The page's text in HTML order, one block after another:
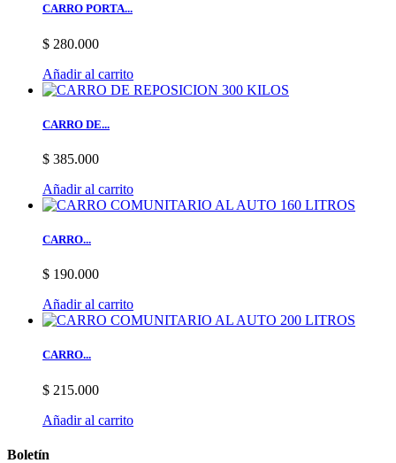
CARRO PORTA...
$ 280.000
Añadir al carrito
CARRO DE...
$ 385.000
Añadir al carrito
CARRO...
$ 190.000
Añadir al carrito
CARRO...
$ 215.000
Añadir al carrito
Boletín